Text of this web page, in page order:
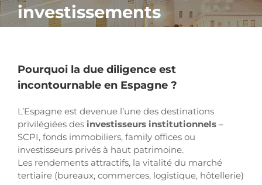
investissements
Pourquoi la due diligence est
incontournable en Espagne ?
L’Espagne est devenue l’une des destinations
privilégiées des investisseurs institutionnels –
SCPI, fonds immobiliers, family offices ou
investisseurs privés à haut patrimoine.
Les rendements attractifs, la vitalité du marché
tertiaire (bureaux, commerces, logistique, hôtellerie)